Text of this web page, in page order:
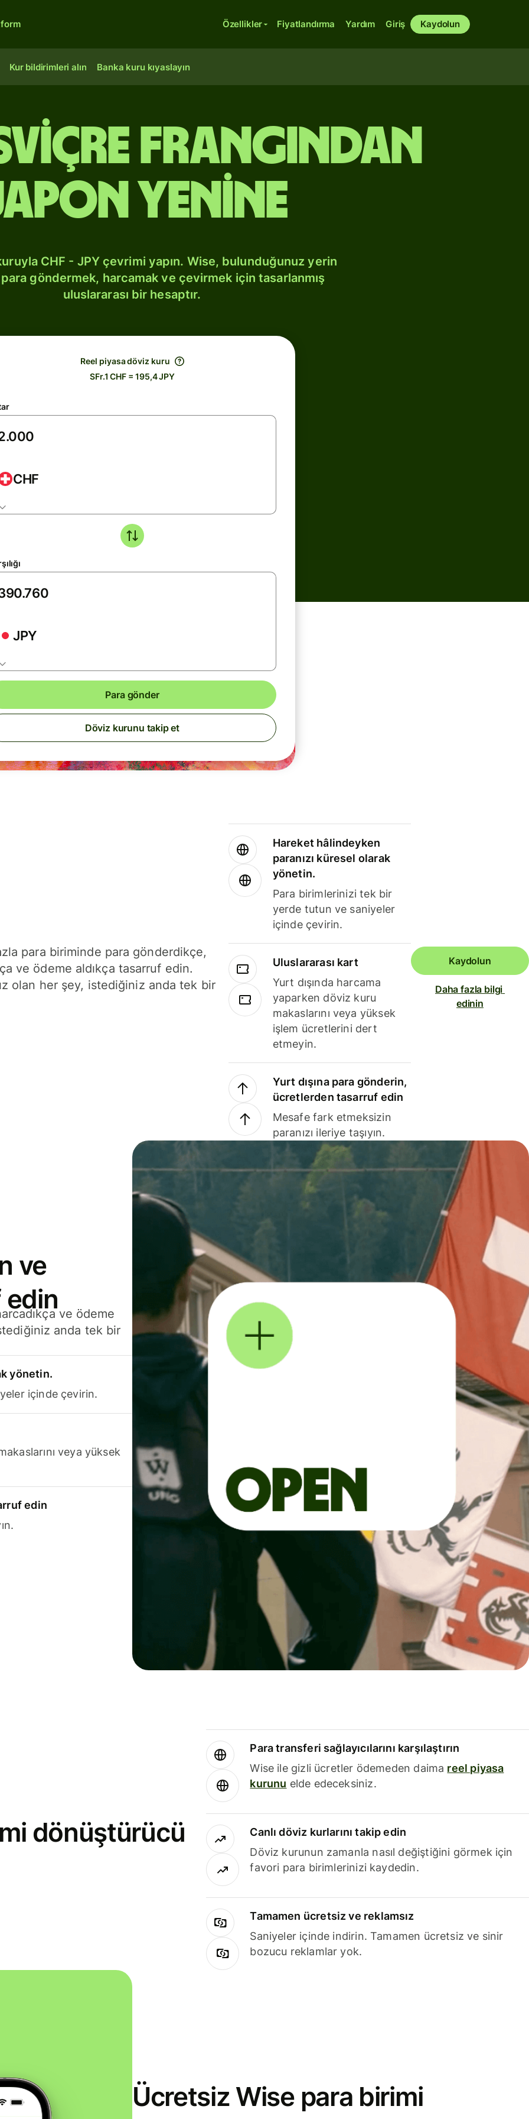
Özellikler Fiyatlandırma Yardım Giriş Kaydolun
Kur bildirimleri alın Banka kuru kıyaslayın
frangından
yenine
CHF - JPY çevrimi yapın. Wise, bulunduğunuz yerin
göndermek, harcamak ve çevirmek için tasarlanmış
uluslararası bir hesaptır.
Reel piyasa döviz kuru
SFr.1 CHF = 195,4 JPY
CHF
JPY
Para gönder
Döviz kurunu takip et
para biriminde para gönderdikçe,
ve ödeme aldıkça tasarruf edin.
olan her şey, istediğiniz anda tek bir
Hareket hâlindeyken
paranızı küresel olarak
yönetin.
Para birimlerinizi tek bir
yerde tutun ve saniyeler
içinde çevirin.
Uluslararası kart
Yurt dışında harcama
yaparken döviz kuru
makaslarını veya yüksek
işlem ücretlerini dert
etmeyin.
Yurt dışına para gönderin,
ücretlerden tasarruf edin
Mesafe fark etmeksizin
paranızı ileriye taşıyın.
Kaydolun
Daha fazla bilgi
edinin
ve
edinve ödeme
anda tek bir
yönetin.
içinde çevirin.
veya yüksek
edin
dönüştürücü
Para transferi sağlayıcılarını karşılaştırın
Wise ile gizli ücretler ödemeden daima reel piyasa
kurunu elde edeceksiniz.
Canlı döviz kurlarını takip edin
Döviz kurunun zamanla nasıl değiştiğini görmek için
favori para birimlerinizi kaydedin.
Tamamen ücretsiz ve reklamsız
Saniyeler içinde indirin. Tamamen ücretsiz ve sinir
bozucu reklamlar yok.
Ücretsiz Wise para birimi